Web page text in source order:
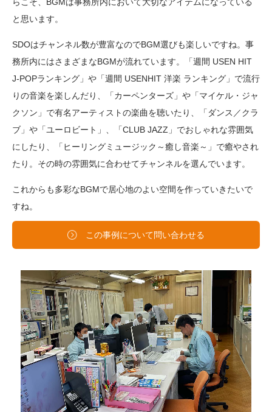
と思います。
SDOはチャンネル数が豊富なのでBGM選びも楽しいですね。事
務所内にはさまざまなBGMが流れています。「週間 USEN HIT
J-POPランキング」や「週間 USENHIT 洋楽 ランキング」で流行
りの音楽を楽しんだり、「カーペンターズ」や「マイケル・ジャ
クソン」で有名アーティストの楽曲を聴いたり、「ダンス／クラ
ブ」や「ユーロビート」、「CLUB JAZZ」でおしゃれな雰囲気
にしたり、「ヒーリングミュージック～癒し音楽～」で癒やされ
たり。その時の雰囲気に合わせてチャンネルを選んでいます。
これからも多彩なBGMで居心地のよい空間を作っていきたいで
すね。
この事例について問い合わせる